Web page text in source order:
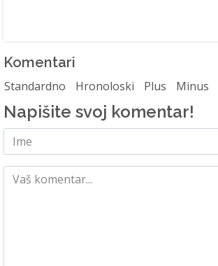
Komentari
Standardno Hronoloski Plus Minus
Napišite svoj komentar!